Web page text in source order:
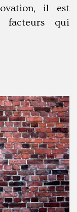
il est
facteurs qui